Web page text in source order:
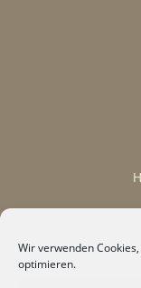
Wir verwenden
optimieren.